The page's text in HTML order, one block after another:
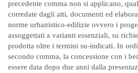
precedente comma non si applicano,
corredate dagli atti, documenti ed
norme urbanistico-edilizie ovvero i
assoggettati a varianti essenziali, su
prodotta oltre i termini su-indicati. In
secondo comma, la concessione con i
essere data dopo due anni dalla